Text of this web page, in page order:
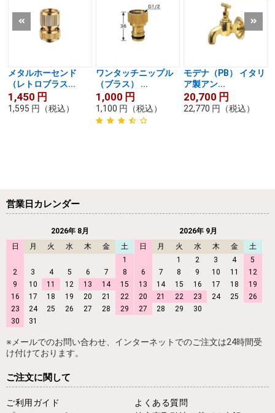
メタルホーセンド
（レトロブラス...
1,450 円
1,595 円 （税込）
ワンタッチニップル
（ブラス） ...
1,000 円
1,100 円 （税込）
モデナ（PB） イタリ
ア製アン...
20,700 円
22,770 円 （税込）
営業日カレンダー
2026年 8月
日
月 火 水 木 金
土
1
2
3 4 5 6 7
8
9
10 11 12 13 14
15
16
17 18 19 20 21
22
23
24 25 26 27 28
29
30
31
2026年 9月
日
月 火 水 木 金
土
1
2 3 4
5
6
7 8 9 10 11
12
13
14 15 16 17 18
19
20
21 22 23 24 25
26
27
28 29 30
※メールでのお問い合わせ、インターネットでのご注文は24時間受
け付けております。
ご注文に関して
ご利用ガイド
よくある質問